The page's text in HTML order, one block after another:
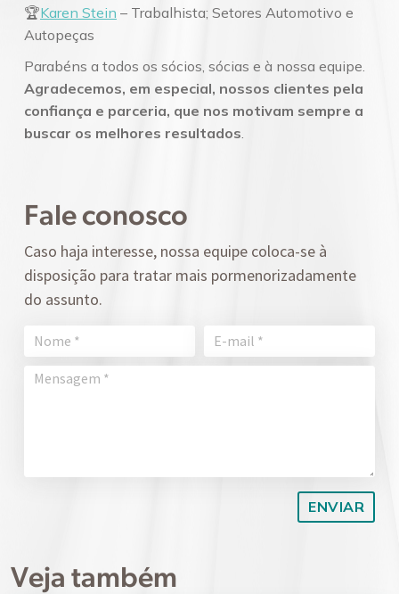
🏆Karen Stein – Trabalhista; Setores Automotivo e
Autopeças
Parabéns a todos os sócios, sócias e à nossa equipe.
Agradecemos, em especial, nossos clientes pela
confiança e parceria, que nos motivam sempre a
buscar os melhores resultados
Fale conosco
Caso haja interesse, nossa equipe coloca-se à
disposição para tratar mais pormenorizadamente
do assunto.
Veja também